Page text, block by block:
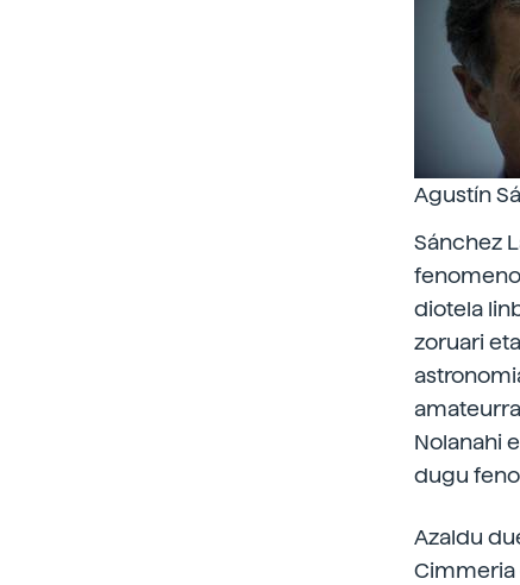
Agustín
Sánchez
fenomeno
diotela
zoruari
Nolanahi
dugu
Azaldu
Cimmeria